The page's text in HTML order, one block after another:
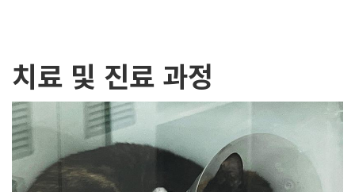
치료 및 진료 과정